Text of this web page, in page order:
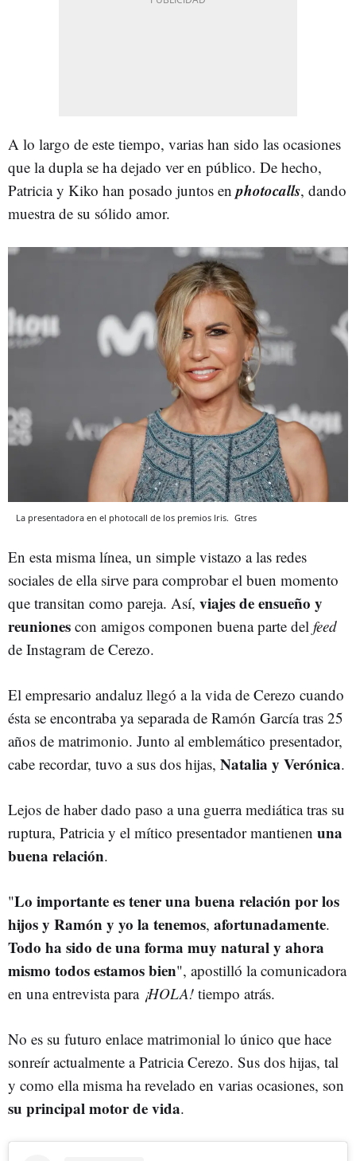
A lo largo de este tiempo, varias han sido las ocasiones
que la dupla se ha dejado ver en público. De hecho,
Patricia y Kiko han posado juntos en photocalls, dando
muestra de su sólido amor.
La presentadora en el photocall de los premios Iris. Gtres
En esta misma línea, un simple vistazo a las redes
sociales de ella sirve para comprobar el buen momento
que transitan como pareja. Así, viajes de ensueño y
reuniones con amigos componen buena parte del feed
de Instagram de Cerezo.
El empresario andaluz llegó a la vida de Cerezo cuando
ésta se encontraba ya separada de Ramón García tras 25
años de matrimonio. Junto al emblemático presentador,
cabe recordar, tuvo a sus dos hijas, Natalia y Verónica.
Lejos de haber dado paso a una guerra mediática tras su
ruptura, Patricia y el mítico presentador mantienen una
buena relación.
"Lo importante es tener una buena relación por los
hijos y Ramón y yo la tenemos, afortunadamente.
Todo ha sido de una forma muy natural y ahora
mismo todos estamos bien", apostilló la comunicadora
en una entrevista para ¡HOLA! tiempo atrás.
No es su futuro enlace matrimonial lo único que hace
sonreír actualmente a Patricia Cerezo. Sus dos hijas, tal
y como ella misma ha revelado en varias ocasiones, son
su principal motor de vida.